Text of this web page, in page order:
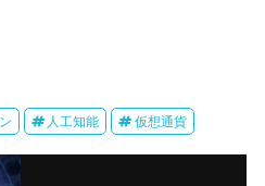
人工知能 仮想通貨